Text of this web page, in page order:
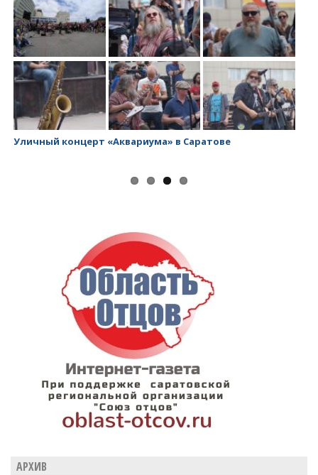
Уличный концерт «Аквариума» в Саратове
АРХИВ